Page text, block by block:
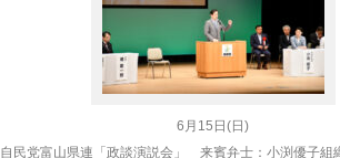
6月15日(日)
自民党富山県連 「政談演説会」 来賓弁士：小渕優子組